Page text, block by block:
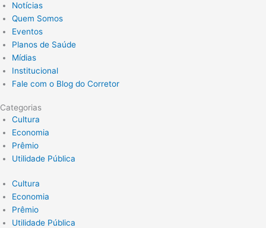
Notícias
Quem Somos
Eventos
Planos de Saúde
Mídias
Institucional
Fale com o Blog do Corretor
Categorias
Cultura
Economia
Prêmio
Utilidade Pública
Cultura
Economia
Prêmio
Utilidade Pública